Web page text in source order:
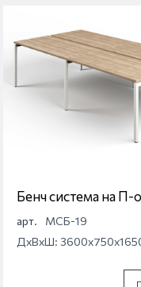
Бенч система на П-
опоре Магна МСБ-19
арт.
МСБ-19
ДхВхШ: